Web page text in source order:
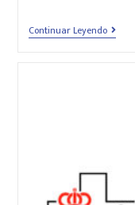
Continuar Leyendo